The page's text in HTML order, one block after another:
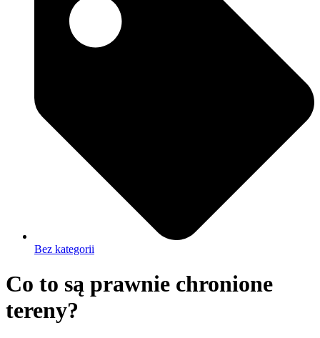
Bez kategorii
Co to są prawnie chronione
tereny?